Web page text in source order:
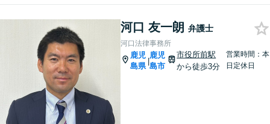
河口 友一朗 弁護士
河口法律事務所
鹿児
島県
|
鹿児
島市
市役所前駅
から徒歩3分
営業時間：本
日定休日